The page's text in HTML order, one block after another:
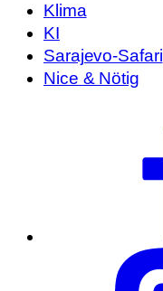
Klima
KI
Sarajevo-Safari
Nice & Nötig